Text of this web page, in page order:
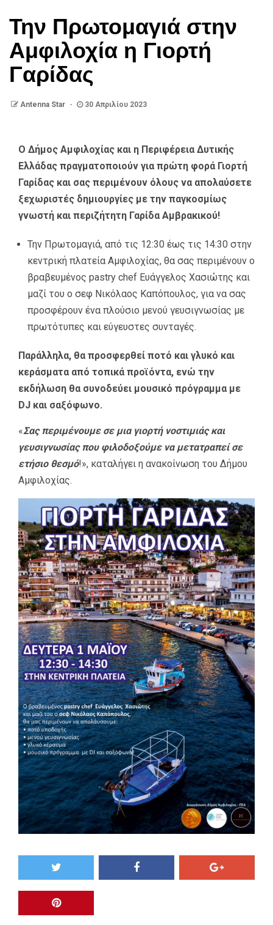
Την Πρωτομαγιά στην
Αμφιλοχία η Γιορτή
Γαρίδας
Antenna Star 30 Απριλίου 2023
Ο Δήμος Αμφιλοχίας και η Περιφέρεια Δυτικής
Ελλάδας πραγματοποιούν για πρώτη φορά Γιορτή
Γαρίδας και σας περιμένουν όλους να απολαύσετε
ξεχωριστές δημιουργίες με την παγκοσμίως
γνωστή και περιζήτητη Γαρίδα Αμβρακικού!
Την Πρωτομαγιά, από τις 12:30 έως τις 14:30 στην
κεντρική πλατεία Αμφιλοχίας, θα σας περιμένουν ο
βραβευμένος pastry chef Ευάγγελος Χασιώτης και
μαζί του ο σεφ Νικόλαος Καπόπουλος, για να σας
προσφέρουν ένα πλούσιο μενού γευσιγνωσίας με
πρωτότυπες και εύγευστες συνταγές.
Παράλληλα, θα προσφερθεί ποτό και γλυκό και
κεράσματα από τοπικά προϊόντα, ενώ την
εκδήλωση θα συνοδεύει μουσικό πρόγραμμα με
DJ και σαξόφωνο.
«Σας περιμένουμε σε μια γιορτή νοστιμιάς και
γευσιγνωσίας που φιλοδοξούμε να μετατραπεί σε
ετήσιο θεσμό!», καταλήγει η ανακοίνωση του Δήμου
Αμφιλοχίας.